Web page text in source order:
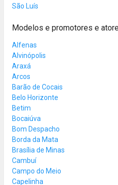
São Luís
Modelos e promotores e
Alfenas
Alvinópolis
Araxá
Arcos
Barão de Cocais
Belo Horizonte
Betim
Bocaiúva
Bom Despacho
Borda da Mata
Brasília de Minas
Cambuí
Campo do Meio
Capelinha